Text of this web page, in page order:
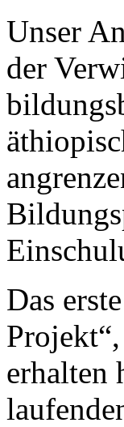
Unser
der
Das
erhalten